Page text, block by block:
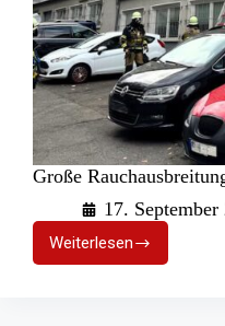
Große
17. September
Weiterlesen
Große
Rauchausbreitung